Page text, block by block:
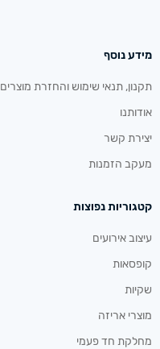
מידע נוסף
תקנון, תנאי שימוש והחזרת מוצרים
אודותנו
יצירת קשר
מעקב הזמנות
קטגוריות נפוצות
עיצוב אירועים
קופסאות
שקיות
מוצרי אריזה
מחלקת חד פעמי